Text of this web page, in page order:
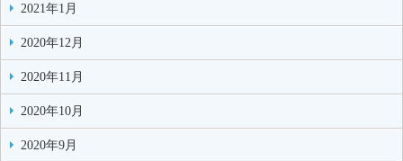
2021年1月
2020年12月
2020年11月
2020年10月
2020年9月